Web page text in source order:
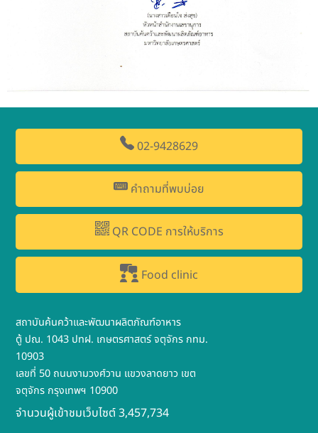
02-9428629
คำถามที่พบบ่อย
QR CODE การให้บริการ
Food clinic
สถาบันค้นคว้าและพัฒนาผลิตภัณฑ์อาหาร
ตู้ ปณ. 1043 ปทฝ. เกษตรศาสตร์ จตุจักร กทม.
10903
เลขที่ 50 ถนนงามวงศ์วาน แขวงลาดยาว เขต
จตุจักร กรุงเทพฯ 10900
จำนวนผู้เข้าชมเว็บไซต์ 3,457,734